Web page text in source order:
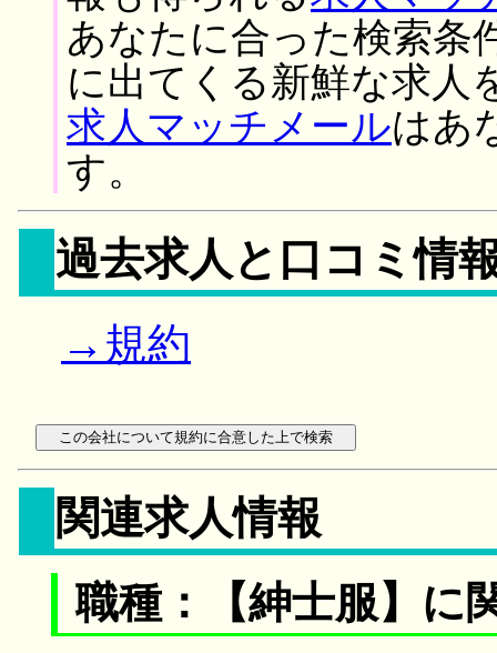
あなたに合った検索条
に出てくる新鮮な求人
求人マッチメールはあ
す。
過去求人と口コミ情
→規約
関連求人情報
職種：【紳士服】に